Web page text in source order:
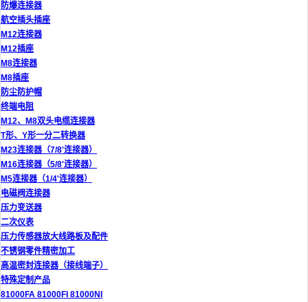
防爆连接器
航空插头插座
M12连接器
M12插座
M8连接器
M8插座
防尘防护帽
终端电阻
M12、M8双头电缆连接器
T形、Y形一分二转换器
M23连接器（7/8'连接器）
M16连接器（5/8'连接器）
M5连接器（1/4'连接器）
电磁阀连接器
压力变送器
二次仪表
压力传感器放大线路板及配件
不锈钢零件精密加工
高温密封连接器（接线端子）
特殊定制产品
81000FA 81000FI 81000NI